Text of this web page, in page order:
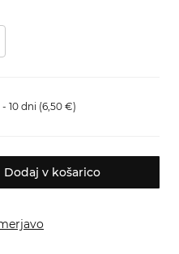
10 dni (6,50 €)
Dodaj v košarico